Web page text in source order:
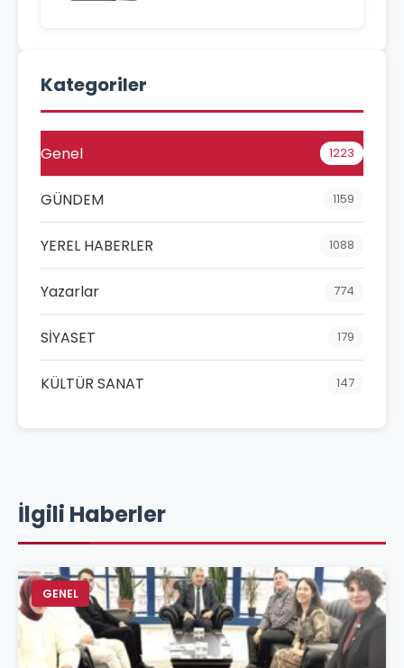
Kategoriler
Genel 1223
GÜNDEM 1159
YEREL HABERLER 1088
Yazarlar 774
SİYASET 179
KÜLTÜR SANAT 147
İlgili Haberler
GENEL